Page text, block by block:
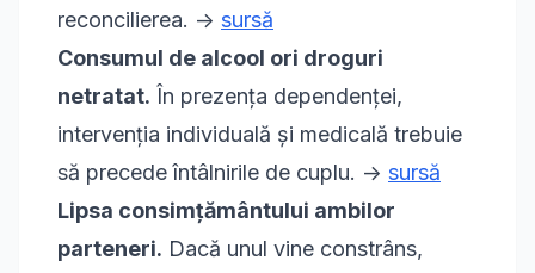
reconcilierea. -> sursă
Consumul de alcool ori droguri
netratat. În prezența dependenței,
intervenția individuală și medicală trebuie
să precede întâlnirile de cuplu. -> sursă
Lipsa consimțământului ambilor
parteneri. Dacă unul vine constrâns,